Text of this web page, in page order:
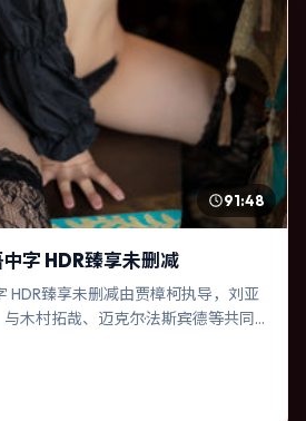
91:48
字 HDR臻享未删减
HDR臻享未删减由贾樟柯执导，刘亚
木村拓哉、迈克尔·法斯宾德等共同
主要班底与取景来自泰国。一次跨
任瞬间崩塌。影片整体气质温暖，
，适合喜欢强情节与细腻表演的观